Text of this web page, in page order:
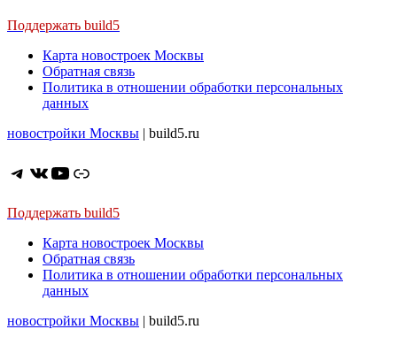
от
Эталон
Поддержать build5
Карта новостроек Москвы
Обратная связь
Политика в отношении обработки персональных
данных
новостройки Москвы | build5.ru
Telegram
ВКонтакте
YouTube
Ссылка
Поддержать build5
Карта новостроек Москвы
Обратная связь
Политика в отношении обработки персональных
данных
новостройки Москвы | build5.ru